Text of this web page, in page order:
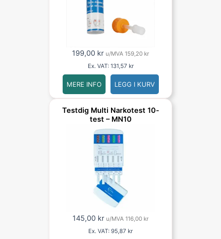
199,00 kr u/MVA 159,20 kr
Ex. VAT: 131,57 kr
MERE INFO LEGG I KURV
Testdig Multi Narkotest 10-
test – MN10
145,00 kr u/MVA 116,00 kr
Ex. VAT: 95,87 kr